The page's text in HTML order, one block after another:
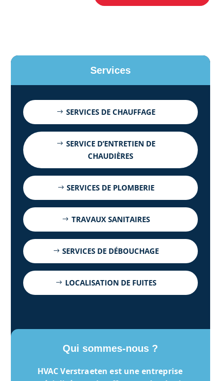
Services
SERVICES DE CHAUFFAGE
SERVICE D’ENTRETIEN DE
CHAUDIÈRES
SERVICES DE PLOMBERIE
TRAVAUX SANITAIRES
SERVICES DE DÉBOUCHAGE
LOCALISATION DE FUITES
Qui sommes-nous ?
HVAC Verstraeten est une entreprise